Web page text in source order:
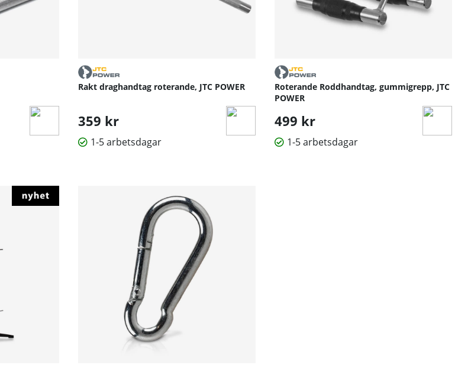
Rakt draghandtag roterande, JTC POWER
359 kr
1-5 arbetsdagar
Roterande Roddhandtag, gummigrepp, JTC
POWER
499 kr
1-5 arbetsdagar